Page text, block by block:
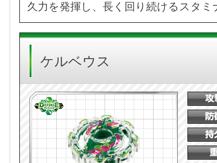
久力を発揮し、長く回り続けるスタミ
ケルベウス